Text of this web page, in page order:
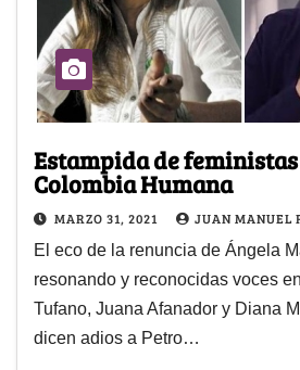
Estampida de
Colombia Humana
MARZO 31, 2021 JUAN MANUEL
El eco de la renuncia de Ángela
resonando y reconocidas voces
Tufano, Juana Afanador y Diana
dicen adios a Petro…